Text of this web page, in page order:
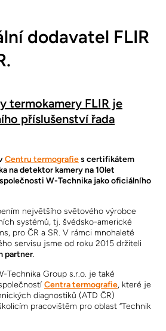
dodavatel FLIR
termokamery FLIR je
příslušenství řada
Centru termografies certifikátem
na detektor kamery na 10let
W-Technika jako oficiálního
největšího světového výrobce
systémů, tj. švédsko-americké
pro ČR a SR. V rámci mnohaleté
servisu jsme od roku 2015 držiteli
partner.
Technika Group s.r.o. je také
Centra termografie, které je
diagnostiků (ATD ČR)
pracovištěm pro oblast “Technik